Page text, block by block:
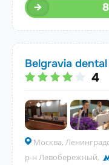
Belgravia
4
Москва,
р-н Левобережный,